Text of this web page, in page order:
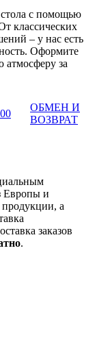
с помощью
классических
– у нас есть
Оформите
атмосферу за
ОБМЕН И
ВОЗВРАТ
Европы и
а
заказов
.